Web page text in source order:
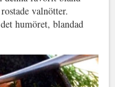
valnötter.
humöret, blandad